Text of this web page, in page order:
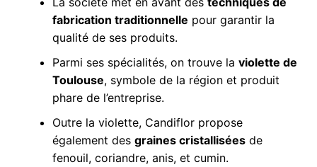
fabrication traditionnelle pour garantir la
qualité de ses produits.
Parmi ses spécialités, on trouve la violette de
Toulouse, symbole de la région et produit
phare de l’entreprise.
Outre la violette, Candiflor propose
également des graines cristalliséesde
fenouil, coriandre, anis, et cumin.